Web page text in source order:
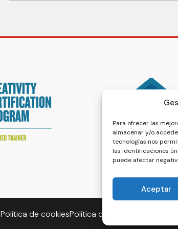
Para ofrecer las
almacenar y/o
tecnologías nos
las identificaciones
puede afectar
Aceptar
Política de cookiesPolítica de privacidad